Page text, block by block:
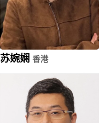
苏婉娴 香港
前行政总裁, 秘书长